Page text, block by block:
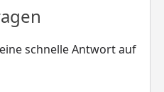
schnelle Antwort auf